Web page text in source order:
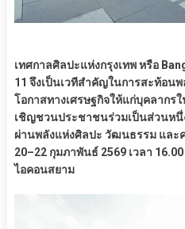
เทศกาลศิลปะแห่งกรุงเทพ หรือ
11 จึงเป็นเวทีสำคัญในการสะท้อน
โอกาสทางเศรษฐกิจให้แก่บุคลากร
เชิญชวนประชาชนร่วมเป็นส่วนหนึ่
ผ่านพลังแห่งศิลปะ วัฒนธรรม และ
20–22 กุมภาพันธ์ 2569 เวลา
ไอคอนสยาม